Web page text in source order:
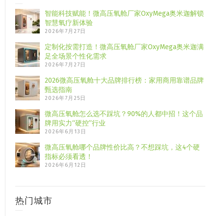
智能科技赋能！微高压氧舱厂家OxyMega奥米迦解锁
智慧氧疗新体验
2026年7月27日
定制化按需打造！微高压氧舱厂家OxyMega奥米迦满
足全场景个性化需求
2026年7月27日
2026微高压氧舱十大品牌排行榜：家用商用靠谱品牌
甄选指南
2026年7月25日
微高压氧舱怎么选不踩坑？90%的人都中招！这个品
牌用实力“硬控”行业
2026年6月13日
微高压氧舱哪个品牌性价比高？不想踩坑，这4个硬
指标必须看透！
2026年6月12日
热门城市